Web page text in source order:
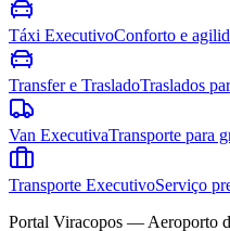
Táxi ExecutivoConforto e
Transfer e TrasladoTraslados
Van ExecutivaTransporte para
Transporte ExecutivoServiço
Portal Viracopos — Aeroporto